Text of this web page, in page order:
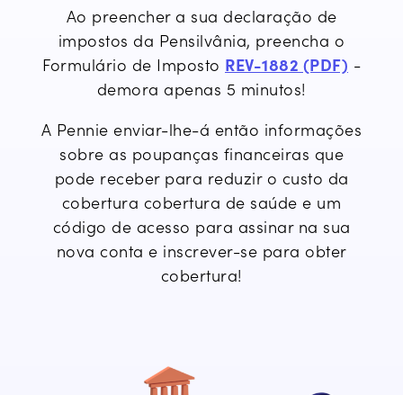
Ao preencher a sua declaração de
impostos da Pensilvânia, preencha o
Formulário de Imposto REV-1882 (PDF) -
demora apenas 5 minutos!
A Pennie enviar-lhe-á então informações
sobre as poupanças financeiras que
pode receber para reduzir o custo da
cobertura cobertura de saúde e um
código de acesso para assinar na sua
nova conta e inscrever-se para obter
cobertura!